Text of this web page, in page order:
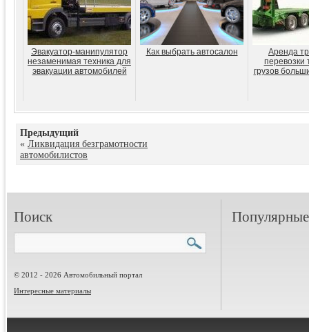
Эвакуатор-манипулятор
незаменимая техника для
эвакуации автомобилей
Как выбрать автосалон
Аренда
перевозки
грузов
Предыдущий
« Ликвидация безграмотности
автомобилистов
Поиск
© 2012 - 2026 Автомобильный портал
Интересные материалы
Популярные